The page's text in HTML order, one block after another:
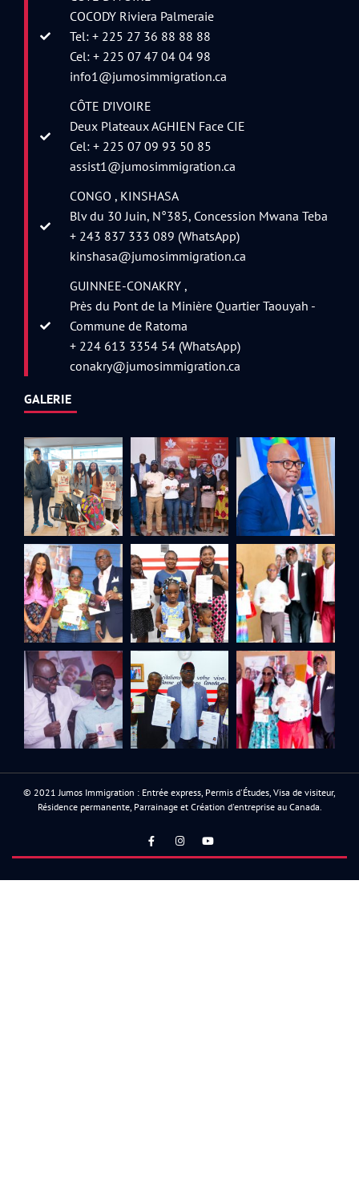
COCODY Riviera Palmeraie
Tel: + 225 27 36 88 88 88
Cel: + 225 07 47 04 04 98
info1@jumosimmigration.ca
CÔTE D’IVOIRE
Deux Plateaux AGHIEN Face CIE
Cel: + 225 07 09 93 50 85
assist1@jumosimmigration.ca
CONGO , KINSHASA
Blv du 30 Juin, N°385, Concession Mwana Teba
+ 243 837 333 089 (WhatsApp)
kinshasa@jumosimmigration.ca
GUINNEE-CONAKRY ,
Près du Pont de la Minière Quartier Taouyah -
Commune de Ratoma
+ 224 613 3354 54 (WhatsApp)
conakry@jumosimmigration.ca
GALERIE
© 2021 Jumos Immigration : Entrée express, Permis d'Études, Visa de visiteur,
Résidence permanente, Parrainage et Création d'entreprise au Canada.